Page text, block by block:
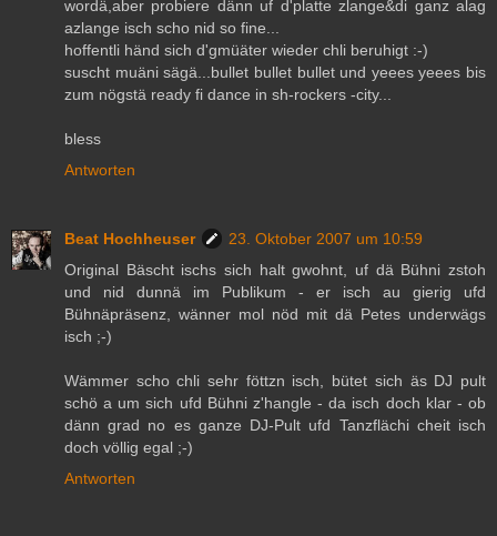
wordä,aber probiere dänn uf d'platte zlange&di ganz alag
azlange isch scho nid so fine...
hoffentli händ sich d'gmüäter wieder chli beruhigt :-)
suscht muäni sägä...bullet bullet bullet und yeees yeees bis
zum nögstä ready fi dance in sh-rockers -city...
bless
Antworten
Beat Hochheuser
23. Oktober 2007 um 10:59
Original Bäscht ischs sich halt gwohnt, uf dä Bühni zstoh
und nid dunnä im Publikum - er isch au gierig ufd
Bühnäpräsenz, wänner mol nöd mit dä Petes underwägs
isch ;-)
Wämmer scho chli sehr föttzn isch, bütet sich äs DJ pult
schö a um sich ufd Bühni z'hangle - da isch doch klar - ob
dänn grad no es ganze DJ-Pult ufd Tanzflächi cheit isch
doch völlig egal ;-)
Antworten